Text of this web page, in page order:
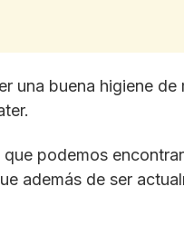
una buena higiene
podemos
además de ser